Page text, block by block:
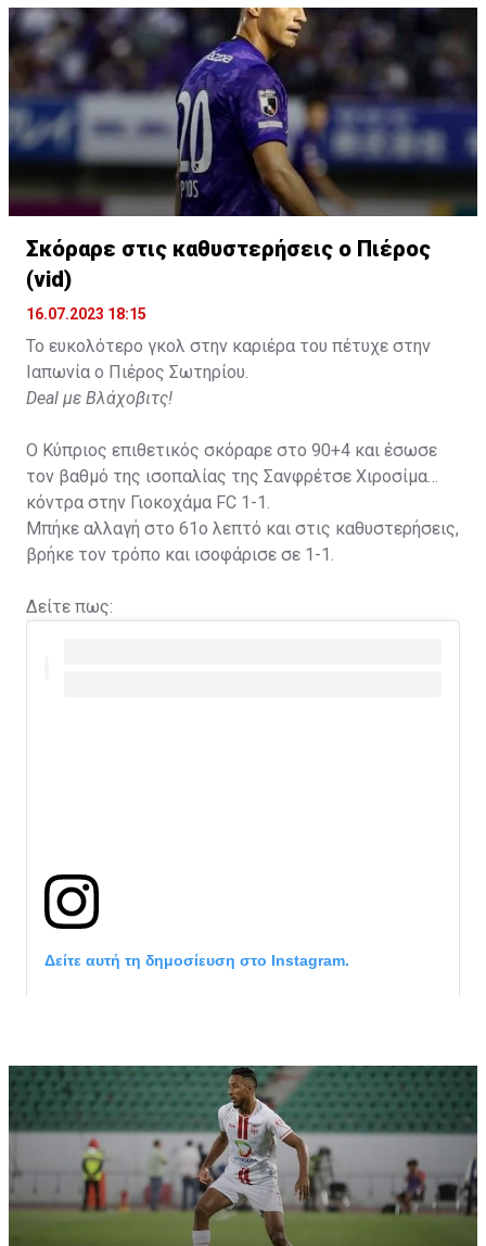
Σκόραρε στις καθυστερήσεις ο Πιέρος
(vid)
16.07.2023 18:15
Το ευκολότερο γκολ στην καριέρα του πέτυχε στην
Ιαπωνία ο Πιέρος Σωτηρίου.
Deal με Βλάχοβιτς!
Ο Κύπριος επιθετικός σκόραρε στο 90+4 και έσωσε
τον βαθμό της ισοπαλίας της Σανφρέτσε Χιροσίμα
κόντρα στην Γιοκοχάμα FC 1-1.
Μπήκε αλλαγή στο 61ο λεπτό και στις καθυστερήσεις,
βρήκε τον τρόπο και ισοφάρισε σε 1-1.
Δείτε πως:
Δείτε αυτή τη δημοσίευση στο Instagram.